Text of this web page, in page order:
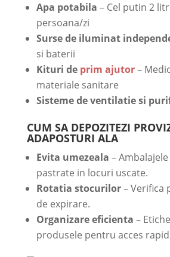
Apa potabila – Cel putin 2
persoana/zi
Surse de iluminat
si baterii
Kituri de prim ajutor–
materiale sanitare
Sisteme de ventilatie si
CUM SA DEPOZITEZI
ADAPOSTURI ALA
Evita umezeala –
pastrate in locuri uscate.
Rotatia stocurilor– Verifica
de expirare.
Organizare eficienta –
produsele pentru acces